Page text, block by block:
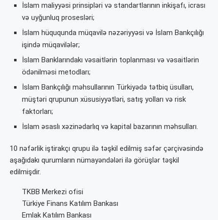
İslam maliyyəsi prinsipləri və standartlarının inkişafı, icrası
və uyğunluq prosesləri;
İslam hüququnda müqavilə nəzəriyyəsi və İslam Bankçılığı
işində müqavilələr;
İslam Banklarındakı vəsaitlərin toplanması və vəsaitlərin
ödənilməsi metodları;
İslam Bankçılığı məhsullarının Türkiyədə tətbiq üsulları,
müştəri qrupunun xüsusiyyətləri, satış yolları və risk
faktorları;
İslam əsaslı xəzinədarlıq və kapital bazarının məhsulları.
10 nəfərlik iştirakçı qrupu ilə təşkil edilmiş səfər çərçivəsində
aşağıdakı qurumların nümayəndələri ilə görüşlər təşkil
edilmişdir.
TKBB Merkezi ofisi
Türkiye Finans Katılım Bankası
Emlak Katılım Bankası